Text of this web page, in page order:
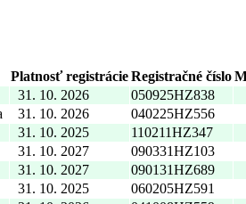
31. 10. 2026
040225HZ556
31. 10. 2025
110211HZ347
31. 10. 2027
090331HZ103
31. 10. 2027
090131HZ689
31. 10. 2025
060205HZ591
31. 10. 2026
041008HZ559
31. 10. 2025
090418HZ044